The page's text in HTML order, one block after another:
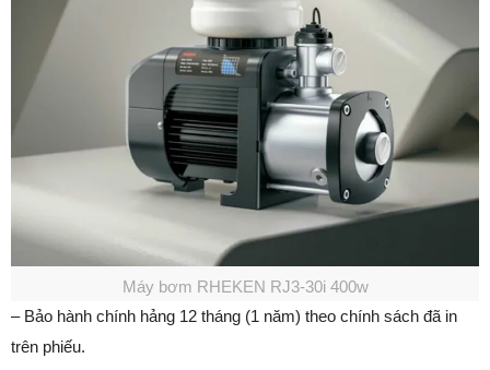
Máy bơm RHEKEN RJ3-30i 400w
– Bảo hành chính hảng 12 tháng (1 năm) theo chính sách đã in
trên phiếu.